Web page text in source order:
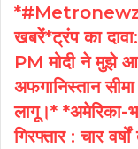
खबरें*ट्रंप का
PM मोदी ने मुझे
अफगानिस्तान
लागू।* *अमेरिका-
गिरफ्तार : चार